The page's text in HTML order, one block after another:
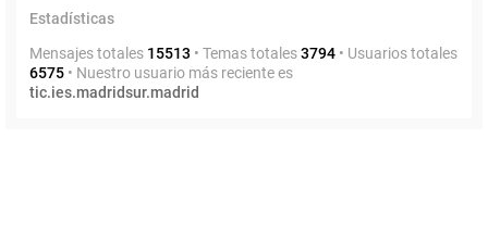
Estadísticas
Mensajes totales 15513 • Temas totales3794 • Usuarios totales
6575 • Nuestro usuario más reciente es
tic.ies.madridsur.madrid